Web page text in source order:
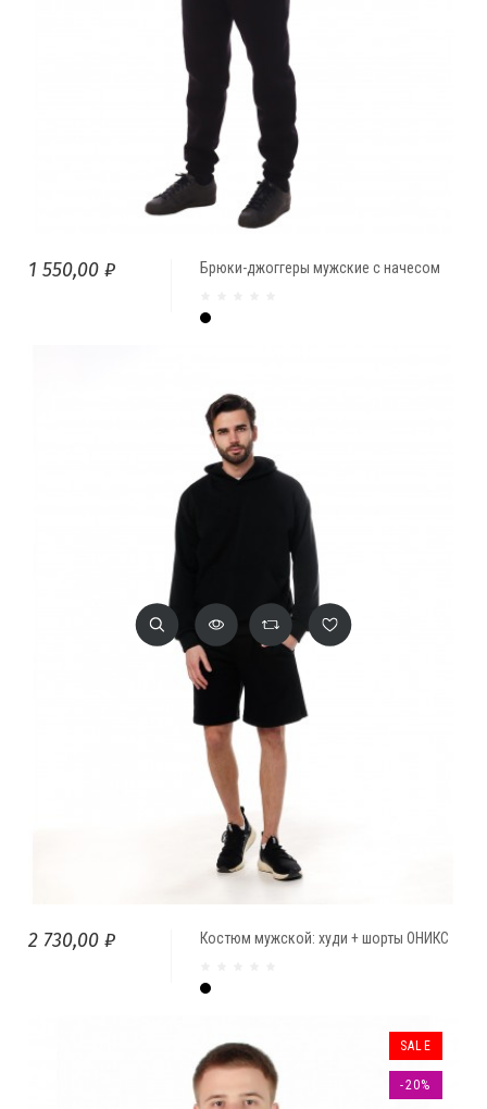
Брюки-джоггеры мужские с начесом
1 550,00 ₽
Чёрный
Костюм мужской: худи + шорты ОНИКС
2 730,00 ₽
Чёрный
SALE
-20%